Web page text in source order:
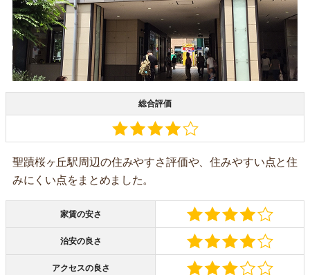
総合評価
聖蹟桜ヶ丘駅周辺の住みやすさ評価や、住みやすい点と住
みにくい点をまとめました。
家賃の安さ
治安の良さ
アクセスの良さ